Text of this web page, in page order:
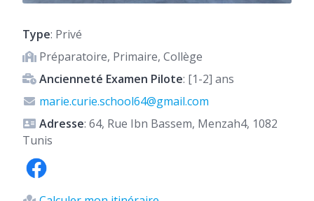
Type: Privé
Préparatoire, Primaire, Collège
Ancienneté Examen Pilote: [1-2] ans
marie.curie.school64@gmail.com
Adresse: 64, Rue Ibn Bassem, Menzah4, 1082
Tunis